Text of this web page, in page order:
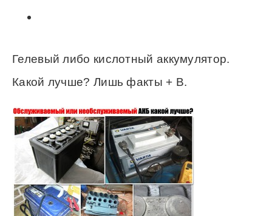
Гелевый либо кислотный аккумулятор.
Какой лучше? Лишь факты + В.